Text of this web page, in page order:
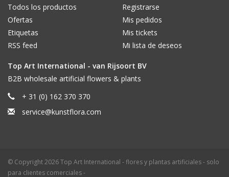
Todos los productos
Ofertas
Etiquetas
RSS feed
Registrarse
Mis pedidos
Mis tickets
Mi lista de deseos
Top Art International - van Rijsoort BV
B2B wholesale artificial flowers & plants
+ 31 (0) 162 370 370
service@kunstflora.com
© Copyright 2026 Top Art International - flores y plantas artificiales - solo
para clientes comerciales -